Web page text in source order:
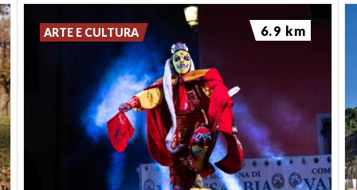
ARTE E CULTURA 6.9 km